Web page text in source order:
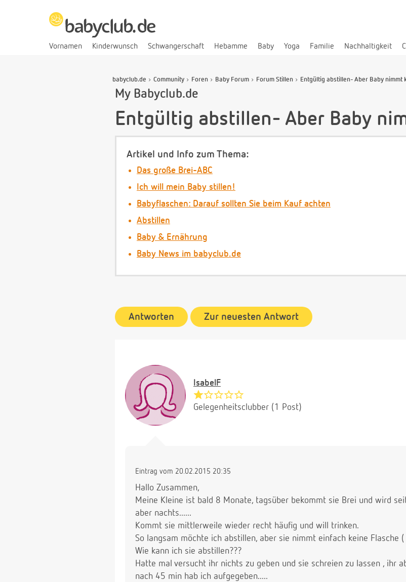
Vornamen Kinderwunsch Schwangerschaft Hebamme Baby Yoga Familie Nachhaltigkeit
babyclub.de Community Foren Baby Forum Forum Stillen Entgültig abstillen- Aber Baby nimmt
My Babyclub.de
Entgültig abstillen- Aber Baby
Artikel und Info zum Thema:
Das große Brei-ABC
Ich will mein Baby stillen!
Babyflaschen: Darauf sollten Sie beim Kauf achten
Abstillen
Baby & Ernährung
Baby News im babyclub.de
Antworten Zur neuesten Antwort
IsabelF
Gelegenheitsclubber (1 Post)
Eintrag vom 20.02.2015 20:35
Hallo Zusammen,
Meine Kleine ist bald 8 Monate, tagsüber bekommt sie Brei und wird
aber nachts......
Kommt sie mittlerweile wieder recht häufig und will trinken.
So langsam möchte ich abstillen, aber sie nimmt einfach keine Flasche
Wie kann ich sie abstillen???
Hatte mal versucht ihr nichts zu geben und sie schreien zu lassen , ihr
nach 45 min hab ich aufgegeben.....